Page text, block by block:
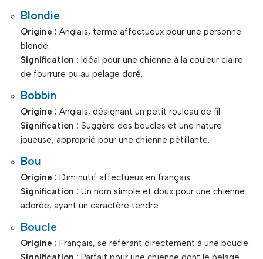
Blondie
Origine : Anglais, terme affectueux pour une personne
blonde.
Signification : Idéal pour une chienne à la couleur claire
de fourrure ou au pelage doré.
Bobbin
Origine : Anglais, désignant un petit rouleau de fil.
Signification : Suggère des boucles et une nature
joueuse, approprié pour une chienne pétillante.
Bou
Origine : Diminutif affectueux en français.
Signification : Un nom simple et doux pour une chienne
adorée, ayant un caractère tendre.
Boucle
Origine : Français, se référant directement à une boucle.